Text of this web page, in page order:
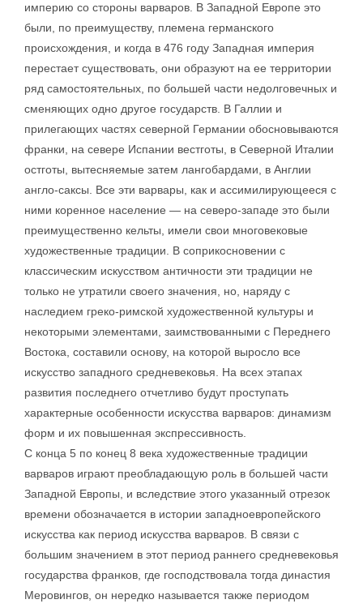
империю со стороны варваров. В Западной Европе это
были, по преимуществу, племена германского
происхождения, и когда в 476 году Западная империя
перестает существовать, они образуют на ее территории
ряд самостоятельных, по большей части недолговечных и
сменяющих одно другое государств. В Галлии и
прилегающих частях северной Германии обосновываются
франки, на севере Испании вестготы, в Северной Италии
остготы, вытесняемые затем лангобардами, в Англии
англо-саксы. Все эти варвары, как и ассимилирующееся с
ними коренное население — на северо-западе это были
преимущественно кельты, имели свои многовековые
художественные традиции. В соприкосновении с
классическим искусством античности эти традиции не
только не утратили своего значения, но, наряду с
наследием греко-римской художественной культуры и
некоторыми элементами, заимствованными с Переднего
Востока, составили основу, на которой выросло все
искусство западного средневековья. На всех этапах
развития последнего отчетливо будут проступать
характерные особенности искусства варваров: динамизм
форм и их повышенная экспрессивность.
С конца 5 по конец 8 века художественные традиции
варваров играют преобладающую роль в большей части
Западной Европы, и вследствие этого указанный отрезок
времени обозначается в истории западноевропейского
искусства как период искусства варваров. В связи с
большим значением в этот период раннего средневековья
государства франков, где господствовала тогда династия
Меровингов, он нередко называется также периодом